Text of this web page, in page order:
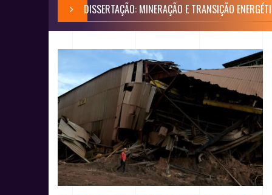
DISSERTAÇÃO: MINERAÇÃO E TRANSIÇÃO